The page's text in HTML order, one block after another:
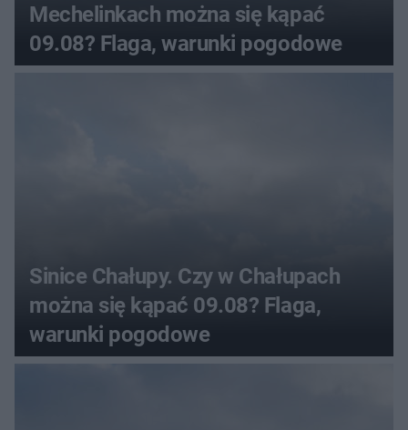
Mechelinkach można się kąpać
09.08? Flaga, warunki pogodowe
Sinice Chałupy. Czy w Chałupach
można się kąpać 09.08? Flaga,
warunki pogodowe